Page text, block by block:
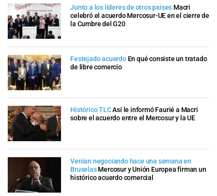
Junto a los líderes de otros países Macri
celebró el acuerdo Mercosur-UE en el cierre de
la Cumbre del G20
Festejado acuerdo En qué consiste un tratado
de libre comercio
Histórico TLCAsí le informó Faurié a Macri
sobre el acuerdo entre el Mercosur y la UE
Venían negociando hace una semana en
Bruselas Mercosur y Unión Europea firman un
histórico acuerdo comercial